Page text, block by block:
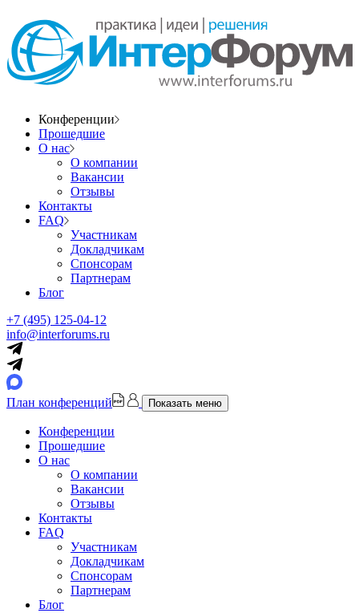
Конференции
Прошедшие
О нас
О компании
Вакансии
Отзывы
Контакты
FAQ
Участникам
Докладчикам
Спонсорам
Партнерам
Блог
+7 (495) 125-04-12
info@interforums.ru
План конференций Показать меню
Конференции
Прошедшие
О нас
О компании
Вакансии
Отзывы
Контакты
FAQ
Участникам
Докладчикам
Спонсорам
Партнерам
Блог